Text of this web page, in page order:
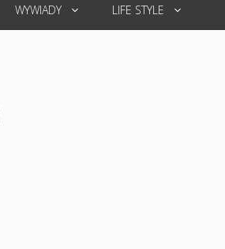
WYWIADY LIFE STYLE